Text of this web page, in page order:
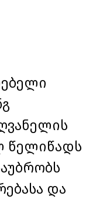
წელიწადს
და